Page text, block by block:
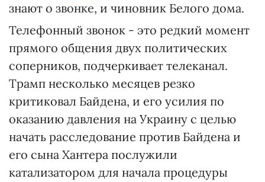
знают о звонке, и чиновник Белого дома.
Телефонный звонок - это редкий момент
прямого общения двух политических
соперников, подчеркивает телеканал.
Трамп несколько месяцев резко
критиковал Байдена, и его усилия по
оказанию давления на Украину с целью
начать расследование против Байдена и
его сына Хантера послужили
катализатором для начала процедуры